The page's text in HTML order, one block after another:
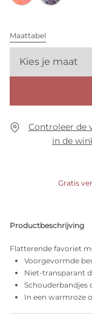
Maattabel
Kies je maat
Controleer de
in de
Gratis
Productbeschrijving
Flatterende favoriet
Voorgevormde
Niet-transparant
Schouderbandjes
In een warmroze